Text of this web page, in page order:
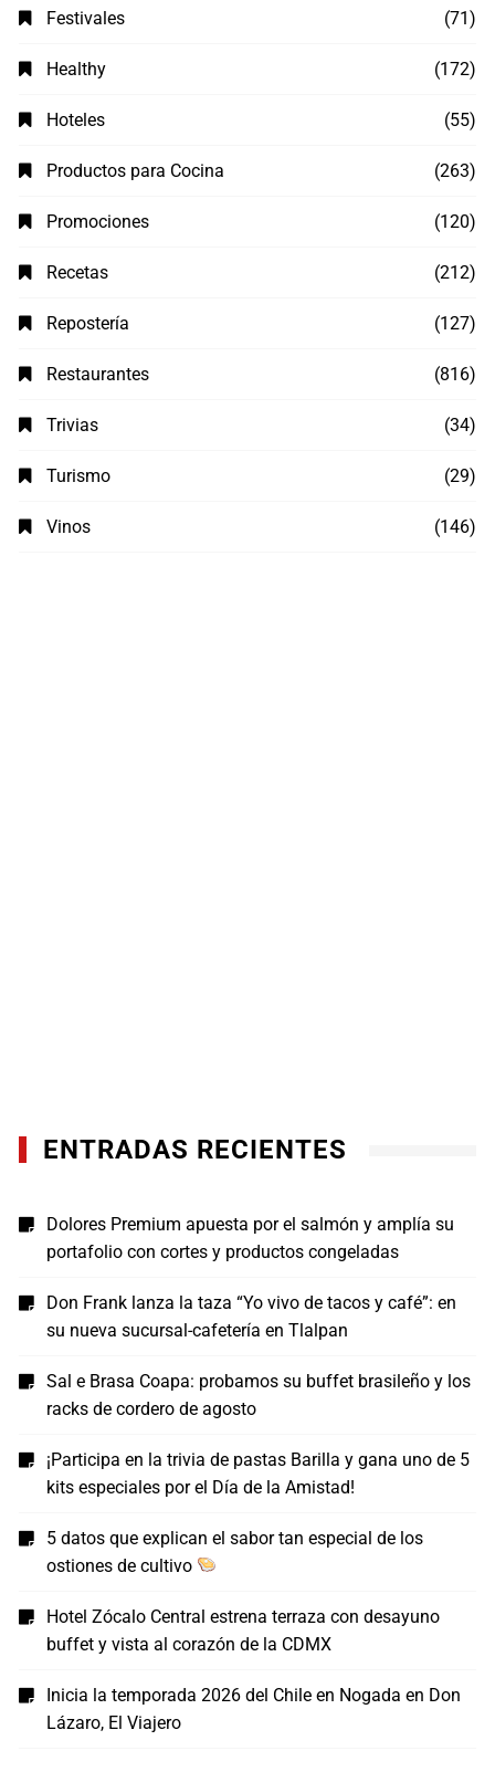
Festivales (71)
Healthy (172)
Hoteles (55)
Productos para Cocina (263)
Promociones (120)
Recetas (212)
Repostería (127)
Restaurantes (816)
Trivias (34)
Turismo (29)
Vinos (146)
ENTRADAS RECIENTES
Dolores Premium apuesta por el salmón y amplía su
portafolio con cortes y productos congeladas
Don Frank lanza la taza “Yo vivo de tacos y café”: en
su nueva sucursal-cafetería en Tlalpan
Sal e Brasa Coapa: probamos su buffet brasileño y los
racks de cordero de agosto
¡Participa en la trivia de pastas Barilla y gana uno de 5
kits especiales por el Día de la Amistad!
5 datos que explican el sabor tan especial de los
ostiones de cultivo
Hotel Zócalo Central estrena terraza con desayuno
buffet y vista al corazón de la CDMX
Inicia la temporada 2026 del Chile en Nogada en Don
Lázaro, El Viajero